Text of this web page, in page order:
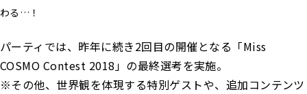
わる…！
パーティでは、昨年に続き2回目の開催となる「Miss
COSMO Contest 2018」の最終選考を実施。
※その他、世界観を体現する特別ゲストや、追加コンテンツ